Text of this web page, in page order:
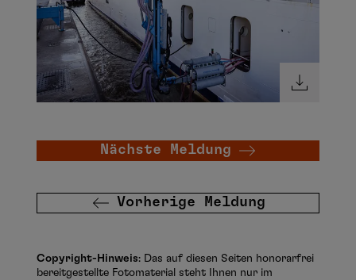
Vorherige Meldung
Nächste Meldung
Copyright-Hinweis: Das auf diesen Seiten honorarfrei
bereitgestellte Fotomaterial steht Ihnen nur im